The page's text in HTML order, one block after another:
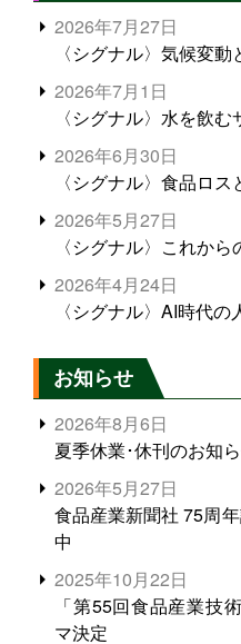
2026年7月27日
〈シグナル〉気候変
2026年7月1日
〈シグナル〉水を飲む
2026年6月30日
〈シグナル〉食品ロス
2026年5月27日
〈シグナル〉これか
2026年4月24日
〈シグナル〉AI時代の
お知らせ
2026年8月6日
夏季休業･休刊のお知
2026年5月27日
食品産業新聞社 75周
中
2025年10月22日
「第55回食品産業技
マ決定